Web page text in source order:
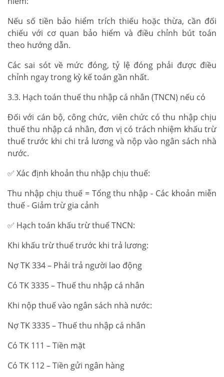
Nếu số tiền bảo hiểm trích thiếu hoặc thừa, cần đối
chiếu với cơ quan bảo hiểm và điều chỉnh bút toán
theo hướng dẫn.
Các sai sót về mức đóng, tỷ lệ đóng phải được điều
chỉnh ngay trong kỳ kế toán gần nhất.
3.3. Hạch toán thuế thu nhập cá nhân (TNCN) nếu có
Đối với cán bộ, công chức, viên chức có thu nhập chịu
thuế thu nhập cá nhân, đơn vị có trách nhiệm khấu trừ
thuế trước khi chi trả lương và nộp vào ngân sách nhà
nước.
✅ Xác định khoản thu nhập chịu thuế:
Thu nhập chịu thuế = Tổng thu nhập - Các khoản miễn
thuế - Giảm trừ gia cảnh
✅ Hạch toán khấu trừ thuế TNCN:
Khi khấu trừ thuế trước khi trả lương:
Nợ TK 334 – Phải trả người lao động
Có TK 3335 – Thuế thu nhập cá nhân
Khi nộp thuế vào ngân sách nhà nước:
Nợ TK 3335 – Thuế thu nhập cá nhân
Có TK 111 – Tiền mặt
Có TK 112 – Tiền gửi ngân hàng